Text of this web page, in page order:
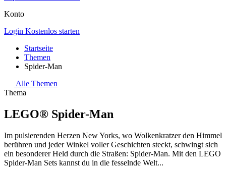
Konto
Login Kostenlos starten
Startseite
Themen
Spider-Man
Alle Themen
Thema
LEGO® Spider-Man
Im pulsierenden Herzen New Yorks, wo Wolkenkratzer den Himmel
berühren und jeder Winkel voller Geschichten steckt, schwingt sich
ein besonderer Held durch die Straßen: Spider-Man. Mit den LEGO
Spider-Man Sets kannst du in die fesselnde Welt...